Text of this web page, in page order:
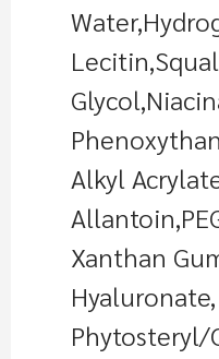
Alkyl
Xanthan
Hyaluronate,
Phytosteryl/